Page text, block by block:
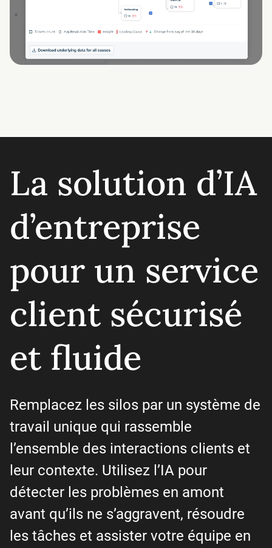
La solution d’IA
d’entreprise
pour un service
client sécurisé
et fluide
Remplacez les silos par un système de
travail unique qui rassemble
l’ensemble des interactions clients et
leur contexte. Utilisez l’IA pour
détecter les problèmes en amont
avant qu’ils ne s’aggravent, résoudre
les tâches et assister votre équipe en